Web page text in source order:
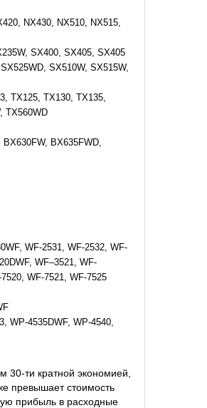
NX430, NX510, NX515,
SX400, SX405, SX405
SX510W, SX515W,
TX125, TX130, TX135,
TX560WD
BX635FWD,
WF-2531, WF-2532, WF-
WF–3521, WF-
WF-7521, WF-7525
WP-4535DWF, WP-4540,
30-ти кратной экономией,
превышает стоимость
прибыль в расходные